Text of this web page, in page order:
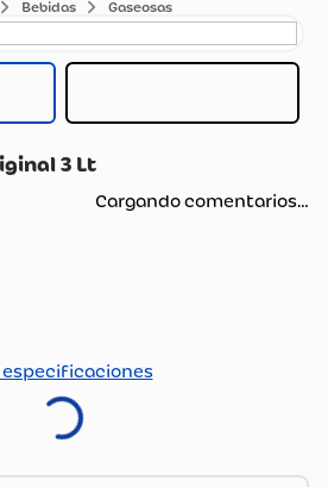
Bebidas Gaseosas
3 Lt
Cargando comentarios…
especificaciones